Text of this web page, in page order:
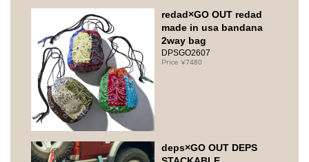
redad×GO OUT redad
made in usa bandana
2way bag
DPSGO2607
7480
deps×GO OUT DEPS